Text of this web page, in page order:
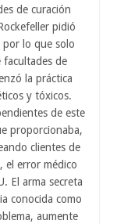
de curación
pidió
por lo que solo
facultades de
la práctica
y tóxicos.
de este
proporcionaba,
clientes de
el error médico
El arma secreta
conocida como
aumente